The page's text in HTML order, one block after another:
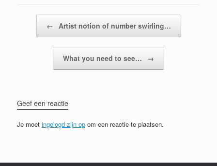
← Artist notion of number swirling…
What you need to see… →
Geef een reactie
Je moet ingelogd zijn op om een reactie te plaatsen.